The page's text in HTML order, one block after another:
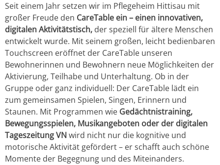
Seit einem Jahr setzen wir im Pflegeheim Hittisau mit
großer Freude den CareTable ein – einen innovativen,
digitalen Aktivitätstisch, der speziell für ältere Menschen
entwickelt wurde. Mit seinem großen, leicht bedienbaren
Touchscreen eröffnet der CareTable unseren
Bewohnerinnen und Bewohnern neue Möglichkeiten der
Aktivierung, Teilhabe und Unterhaltung. Ob in der
Gruppe oder ganz individuell: Der CareTable lädt ein
zum gemeinsamen Spielen, Singen, Erinnern und
Staunen. Mit Programmen wie Gedächtnistraining,
Bewegungsspielen, Musikangeboten oder der digitalen
Tageszeitung VNwird nicht nur die kognitive und
motorische Aktivität gefördert – er schafft auch schöne
Momente der Begegnung und des Miteinanders.